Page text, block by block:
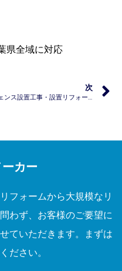
県全域に対応
次
フェンス設置工事・設置リフォーム
カー
フォームから大規模なリ
わず、お客様のご要望に
ていただきます。まずは
ださい。